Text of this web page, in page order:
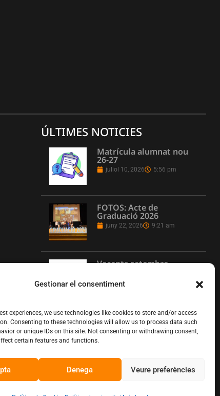
Gestionar el consentiment
experiences, we use technologies like cookies to store and/or access
Consenting to these technologies will allow us to process data such
or unique IDs on this site. Not consenting or withdrawing consent,
certain features and functions.
Denega Veure preferències
ÚLTIMES NOTICIES
Matrícula alumnat nou
26-27
juliol 10, 2026 5:56 pm
FOTOS: Acte de
Graduació 2026
juny 22, 2026 9:21 am
Vacants setembre
L’Institut Pere Martell
executa un projecte de
realització multicàmera
en remot